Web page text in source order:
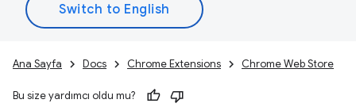
Ana Sayfa Docs Chrome Extensions Chrome Web Store
Bu size yardımcı oldu mu?